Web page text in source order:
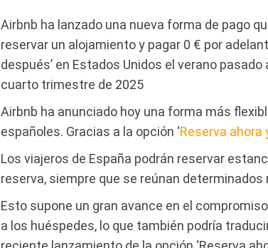
Airbnb ha lanzado una nueva forma de pago
reservar un alojamiento y pagar 0 € por
después’ en Estados Unidos el verano
cuarto trimestre de 2025
Airbnb ha anunciado hoy una forma más
españoles. Gracias a la opción ‘Reserva ahora
Los viajeros de España podrán reservar
reserva, siempre que se reúnan determinados
Esto supone un gran avance en el
a los huéspedes, lo que también podría